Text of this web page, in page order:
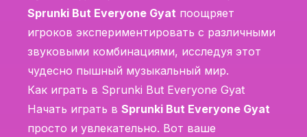
Sprunki But Everyone Gyat поощряет
игроков экспериментировать с различными
звуковыми комбинациями, исследуя этот
чудесно пышный музыкальный мир.
Как играть в Sprunki But Everyone Gyat
Начать играть в Sprunki But Everyone Gyat
просто и увлекательно. Вот ваше